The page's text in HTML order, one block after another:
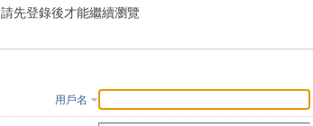
索
請先登錄後才能繼續瀏覽
用戶名